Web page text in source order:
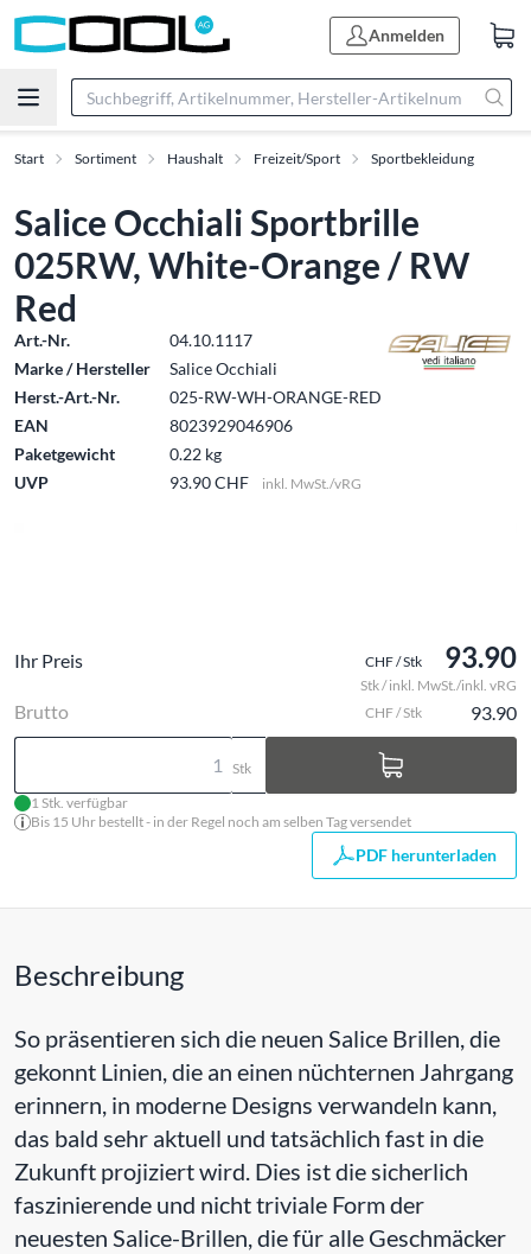
Anmelden
Start Sortiment Haushalt Freizeit/Sport Sportbekleidung
Salice Occhiali Sportbrille
025RW, White-Orange / RW
Red
Art.-Nr.
04.10.1117
Marke / Hersteller
Salice Occhiali
Herst.-Art.-Nr.
025-RW-WH-ORANGE-RED
EAN
8023929046906
Paketgewicht
0.22 kg
UVP
93.90 CHF inkl. MwSt./vRG
Ihr Preis CHF / Stk 93.90
Stk / inkl. MwSt./inkl. vRG
Brutto CHF / Stk 93.90
Stk
1 Stk. verfügbar
Bis 15 Uhr bestellt - in der Regel noch am selben Tag versendet
PDF herunterladen
Beschreibung
So präsentieren sich die neuen Salice Brillen, die
gekonnt Linien, die an einen nüchternen Jahrgang
erinnern, in moderne Designs verwandeln kann,
das bald sehr aktuell und tatsächlich fast in die
Zukunft projiziert wird. Dies ist die sicherlich
faszinierende und nicht triviale Form der
neuesten Salice-Brillen, die für alle Geschmäcker